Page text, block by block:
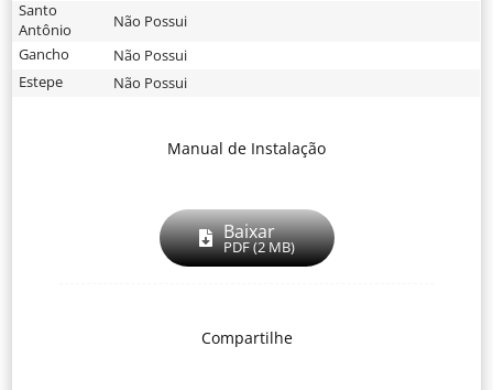
Santo
Antônio
Não Possui
Gancho
Não Possui
Estepe
Não Possui
Manual de Instalação
Baixar
PDF (2 MB)
Compartilhe